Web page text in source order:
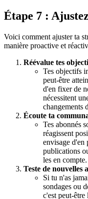
Étape 7 :
Voici comment ajuster ta
manière proactive et
Réévalue tes
Tes objectifs
peut-être
d'en fixer de
nécessitent
changements
Écoute ta
Tes abonnés
réagissent
envisage d'en
publications
les en compte.
Teste de nouvelles
Si tu n'as
sondages ou
c'est peut-